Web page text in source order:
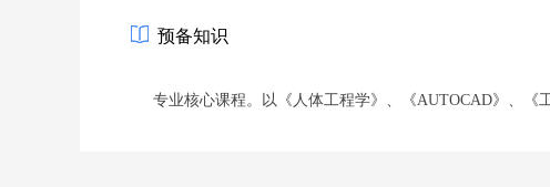
预备知识
专业核心课程。以《人体工程学》、《AUTOCAD》、《